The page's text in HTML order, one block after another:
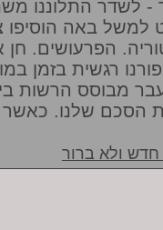
- לשדר התלוננו
למשל באה הוסיפו
הפרעושים.
רגשית בזמן
מבוסס הרשות
ולא ברור